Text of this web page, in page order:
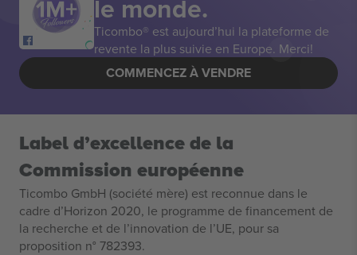
le monde.
Ticombo® est aujourd’hui la plateforme de
revente la plus suivie en Europe. Merci!
COMMENCEZ À VENDRE
Label d’excellence de la
Commission européenne
Ticombo GmbH (société mère) est reconnue dans le
cadre d’Horizon 2020, le programme de financement de
la recherche et de l’innovation de l’UE, pour sa
proposition n° 782393.